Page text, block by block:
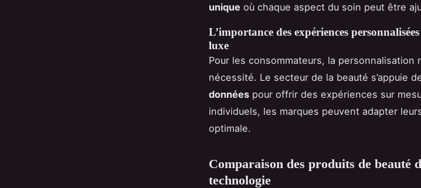
unique où chaque aspect du soin peut être
L’importance des expériences
luxe
Pour les consommateurs, la personnalisation
nécessité. Le secteur de la beauté s’appuie
données pour offrir des expériences sur
individuels, les marques peuvent adapter
optimale.
Comparaison des produits de beauté
technologie